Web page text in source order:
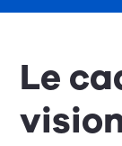
Le